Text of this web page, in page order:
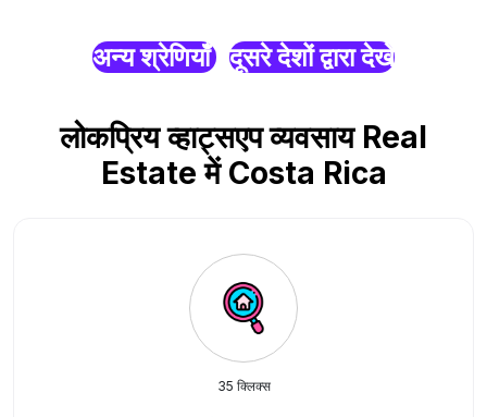
अन्य श्रेणियाँ दूसरे देशों द्वारा देखें
लोकप्रिय व्हाट्सएप व्यवसाय Real
Estate में Costa Rica
35 क्लिक्स